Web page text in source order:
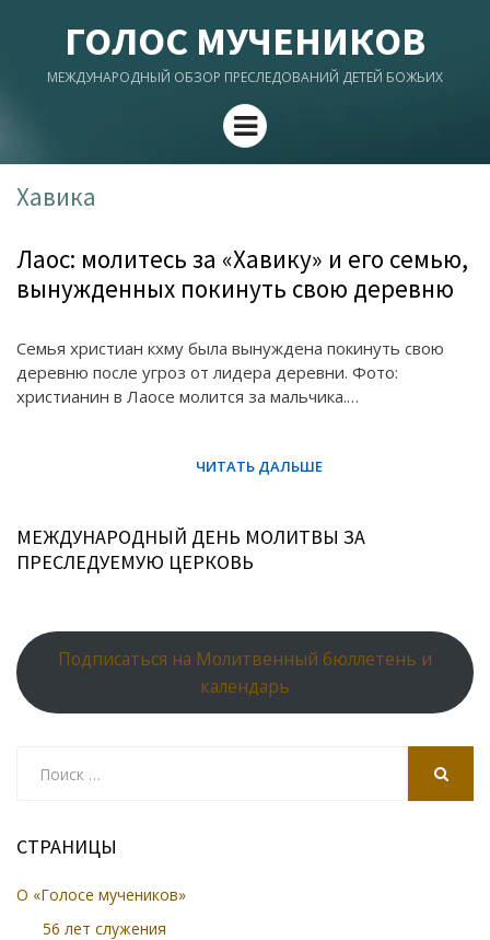
ГОЛОС МУЧЕНИКОВ
МЕЖДУНАРОДНЫЙ ОБЗОР ПРЕСЛЕДОВАНИЙ ДЕТЕЙ БОЖЬИХ
Menu
Хавика
Лаос: молитесь за «Хавику» и его семью,
вынужденных покинуть свою деревню
Семья христиан кхму была вынуждена покинуть свою
деревню после угроз от лидера деревни. Фото:
христианин в Лаосе молится за мальчика.…
МЕЖДУНАРОДНЫЙ ДЕНЬ МОЛИТВЫ ЗА
ПРЕСЛЕДУЕМУЮ ЦЕРКОВЬ
Подписаться на Молитвенный бюллетень и
календарь
СТРАНИЦЫ
О «Голосе мучеников»
56 лет служения